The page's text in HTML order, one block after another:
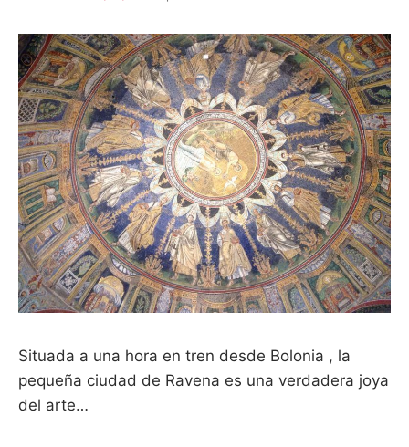
EN
EL
2018
Situada a una hora en tren desde Bolonia , la
pequeña ciudad de Ravena es una verdadera joya
del arte…